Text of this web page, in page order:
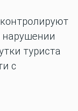
туриста
с